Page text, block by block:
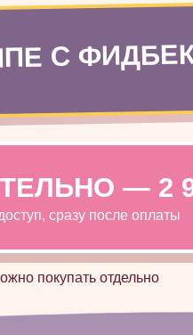
покупать отдельно
сразу после оплаты
— 2
С